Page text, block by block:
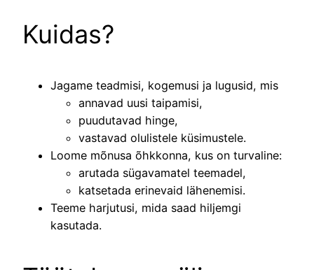
Kuidas?
Jagame teadmisi, kogemusi ja lugusid, mis
annavad uusi taipamisi,
puudutavad hinge,
vastavad olulistele küsimustele.
Loome mõnusa õhkkonna, kus on turvaline:
arutada sügavamatel teemadel,
katsetada erinevaid lähenemisi.
Teeme harjutusi, mida saad hiljemgi
kasutada.